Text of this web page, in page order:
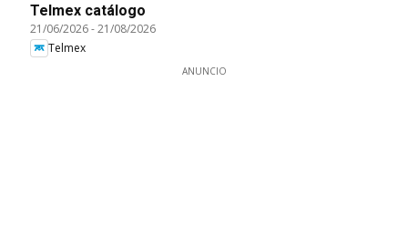
Telmex catálogo
21/06/2026-21/08/2026
Telmex
ANUNCIO